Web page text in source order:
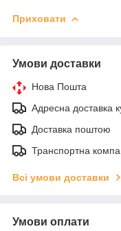
Приховати
Умови доставки
Нова Пошта
Адресна доставка
Доставка поштою
Транспортна
Всі умови доставки
Умови оплати